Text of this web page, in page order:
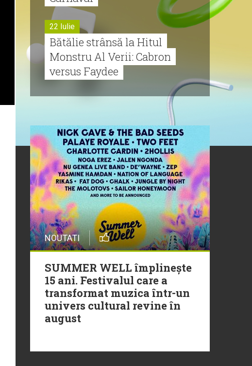
22 Iulie
Bătălie strânsă la Hitul
Monstru Al Verii: Cabron
versus Faydee
Cabron vine cu Hitul
Monstru al Verii
20 Iulie
Episod nou | Muzica Aia x
DJ Christian Thomson
20 Iulie
Torpedoul lui Morar: Theo
Rose - „Ceai lângă tine”
NOUTATI
SUMMER WELL împlinește
15 ani. Festivalul care a
transformat muzica într-un
univers cultural revine în
august